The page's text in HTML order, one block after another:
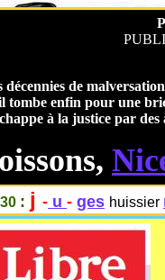
décennies de
tombe enfin pour une
à la justice par des
: j - u - ges huissier